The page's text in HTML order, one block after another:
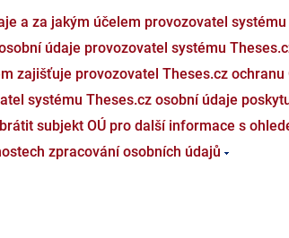
a za jakým účelem provozovatel
údaje provozovatel systému
zajišťuje provozovatel Theses.cz ochranu
systému Theses.cz osobní údaje
subjekt OÚ pro další informace s
zpracování osobních údajů